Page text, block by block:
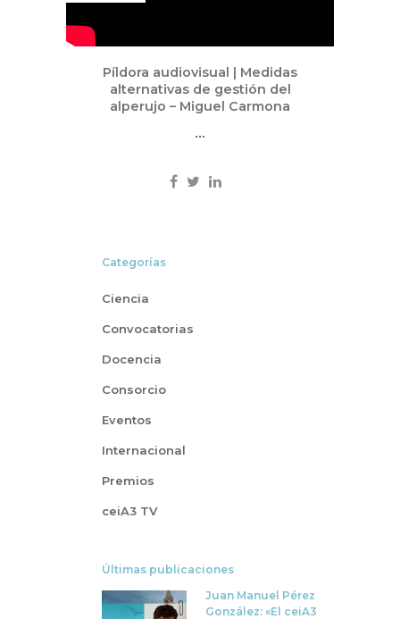
Píldora audiovisual | Medidas
alternativas de gestión del
alperujo – Miguel Carmona
...
Categorías
Ciencia
Convocatorias
Docencia
Consorcio
Eventos
Internacional
Premios
ceiA3 TV
Últimas publicaciones
Juan Manuel Pérez
González: «El ceiA3